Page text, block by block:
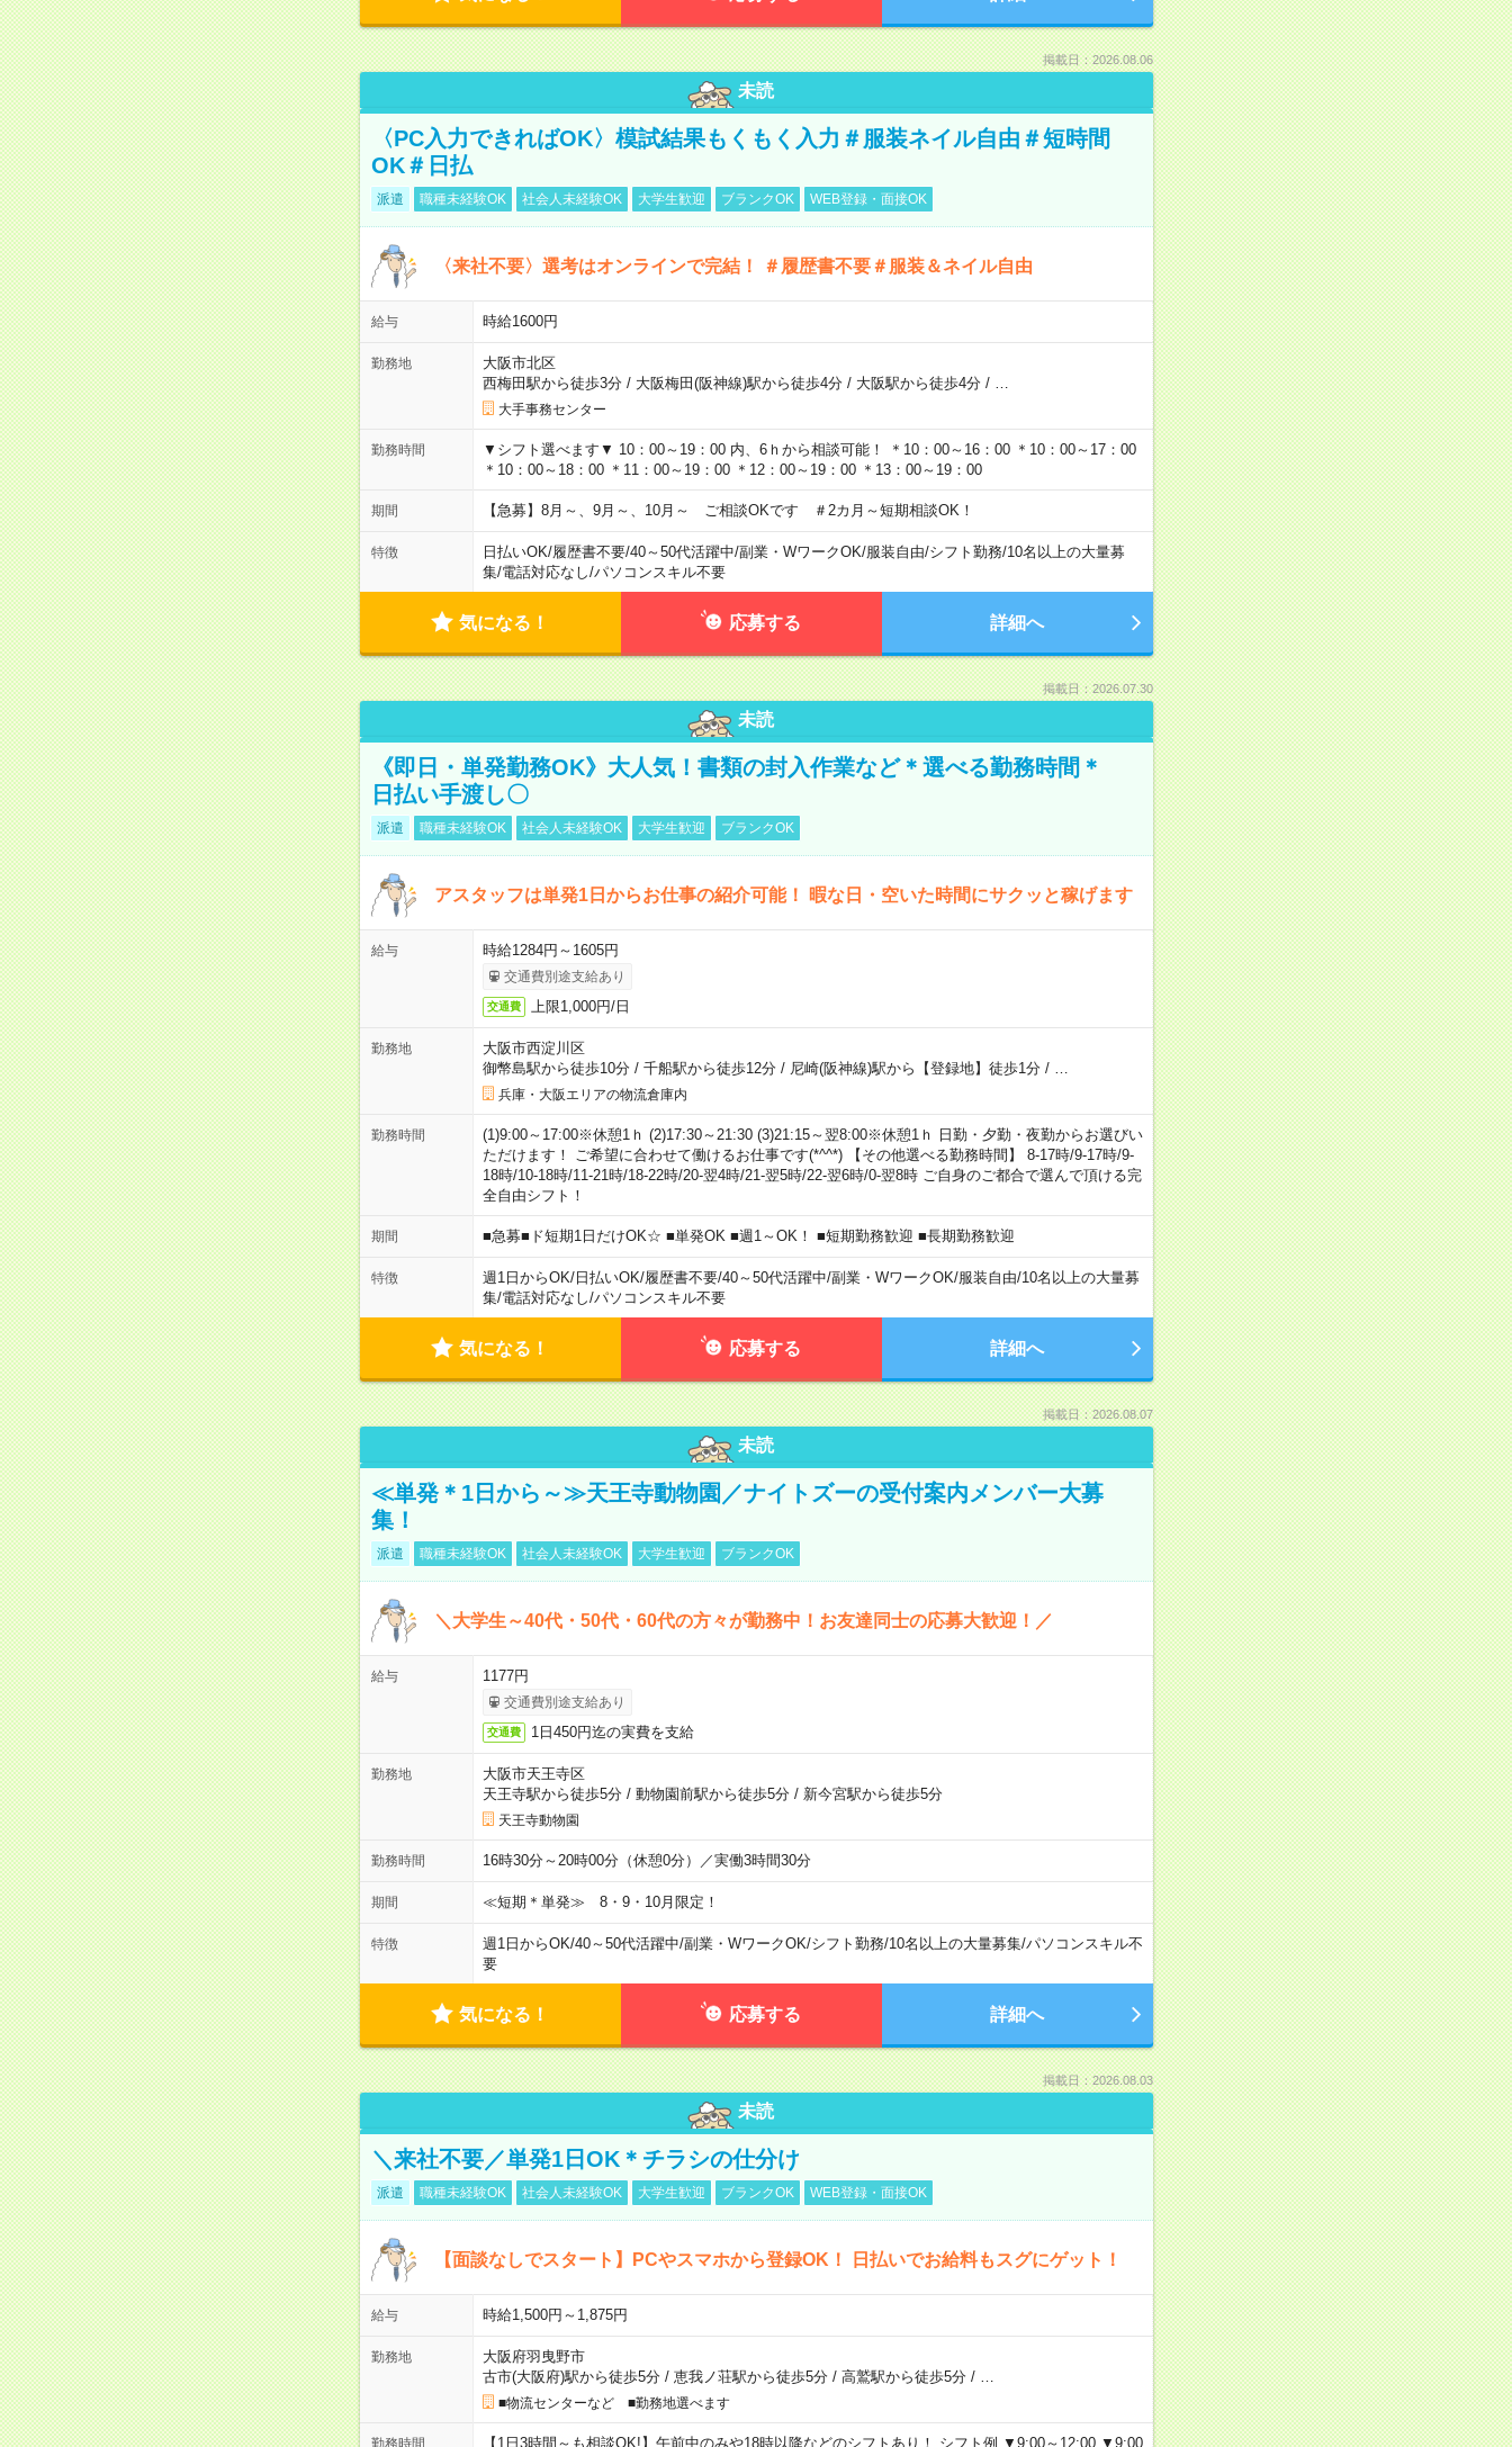
掲載日：2026.08.06
未読
〈PC入力できればOK〉模試結果もくもく入力＃服装ネイル自由＃短時間
OK＃日払
派遣 職種未経験OK 社会人未経験OK 大学生歓迎 ブランクOK WEB登録・面接OK
〈来社不要〉選考はオンラインで完結！ ＃履歴書不要＃服装＆ネイル自由
給与 時給1600円
勤務地
大阪市北区
西梅田駅から徒歩3分/ 大阪梅田(阪神線)駅から徒歩4分/ 大阪駅から徒歩4分/
大手事務センター
勤務時間
▼シフト選べます▼ 10：00～19：00 内、6ｈから相談可能！ ＊10：00～16：00 ＊10：00～17：00
＊10：00～18：00 ＊11：00～19：00 ＊12：00～19：00 ＊13：00～19：00
期間 【急募】8月～、9月～、10月～ ご相談OKです ＃2カ月～短期相談OK！
特徴 日払いOK/履歴書不要/40～50代活躍中/副業・WワークOK/服装自由/シフト勤務/10名以上の大量募
集/電話対応なし/パソコンスキル不要
気になる！ 応募する 詳細へ
掲載日：2026.07.30
未読
《即日・単発勤務OK》大人気！書類の封入作業など＊選べる勤務時間＊
日払い手渡し〇
派遣 職種未経験OK 社会人未経験OK 大学生歓迎 ブランクOK
アスタッフは単発1日からお仕事の紹介可能！ 暇な日・空いた時間にサクッと稼げます
給与 時給1284円～1605円
交通費別途支給あり
交通費 上限1,000円/日
勤務地
大阪市西淀川区
御幣島駅から徒歩10分/ 千船駅から徒歩12分/ 尼崎(阪神線)駅から【登録地】徒歩1分/
兵庫・大阪エリアの物流倉庫内
勤務時間
(1)9:00～17:00※休憩1ｈ (2)17:30～21:30 (3)21:15～翌8:00※休憩1ｈ 日勤・夕勤・夜勤からお選びい
ただけます！ ご希望に合わせて働けるお仕事です(*^^*) 【その他選べる勤務時間】 8-17時/9-17時/9-
18時/10-18時/11-21時/18-22時/20-翌4時/21-翌5時/22-翌6時/0-翌8時 ご自身のご都合で選んで頂ける完
全自由シフト！
期間 ■急募■ド短期1日だけOK☆ ■単発OK ■週1～OK！ ■短期勤務歓迎 ■長期勤務歓迎
特徴 週1日からOK/日払いOK/履歴書不要/40～50代活躍中/副業・WワークOK/服装自由/10名以上の大量募
集/電話対応なし/パソコンスキル不要
気になる！ 応募する 詳細へ
掲載日：2026.08.07
未読
≪単発＊1日から～≫天王寺動物園／ナイトズーの受付案内メンバー大募
集！
派遣 職種未経験OK 社会人未経験OK 大学生歓迎 ブランクOK
＼大学生～40代・50代・60代の方々が勤務中！お友達同士の応募大歓迎！／
給与 1177円
交通費別途支給あり
交通費 1日450円迄の実費を支給
勤務地
大阪市天王寺区
天王寺駅から徒歩5分/ 動物園前駅から徒歩5分/ 新今宮駅から徒歩5分
天王寺動物園
勤務時間 16時30分～20時00分（休憩0分）／実働3時間30分
期間 ≪短期＊単発≫ 8・9・10月限定！
特徴 週1日からOK/40～50代活躍中/副業・WワークOK/シフト勤務/10名以上の大量募集/パソコンスキル不
要
気になる！ 応募する 詳細へ
掲載日：2026.08.03
未読
＼来社不要／単発1日OK＊チラシの仕分け
派遣 職種未経験OK 社会人未経験OK 大学生歓迎 ブランクOK WEB登録・面接OK
【面談なしでスタート】PCやスマホから登録OK！ 日払いでお給料もスグにゲット！
給与 時給1,500円～1,875円
勤務地
大阪府羽曳野市
古市(大阪府)駅から徒歩5分/ 恵我ノ荘駅から徒歩5分/ 高鷲駅から徒歩5分/
■物流センターなど ■勤務地選べます
勤務時間 【1日3時間～も相談OK!】午前中のみや18時以降などのシフトあり！ シフト例 ▼9:00～12:00 ▼9:00